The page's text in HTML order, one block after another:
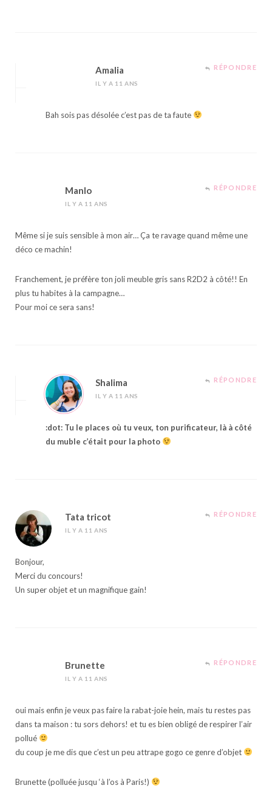
Amalia
IL Y A 11 ANS
RÉPONDRE
Bah sois pas désolée c’est pas de ta faute
Manlo
IL Y A 11 ANS
RÉPONDRE
Même si je suis sensible à mon air… Ça te ravage quand même une
déco ce machin!
Franchement, je préfère ton joli meuble gris sans R2D2 à côté!! En
plus tu habites à la campagne…
Pour moi ce sera sans!
Shalima
IL Y A 11 ANS
RÉPONDRE
:dot: Tu le places où tu veux, ton purificateur, là à côté
du muble c’était pour la photo
Tata tricot
IL Y A 11 ANS
RÉPONDRE
Bonjour,
Merci du concours!
Un super objet et un magnifique gain!
Brunette
IL Y A 11 ANS
RÉPONDRE
oui mais enfin je veux pas faire la rabat-joie hein, mais tu restes pas
dans ta maison : tu sors dehors! et tu es bien obligé de respirer l’air
pollué
du coup je me dis que c’est un peu attrape gogo ce genre d’objet
Brunette (polluée jusqu ‘à l’os à Paris!)